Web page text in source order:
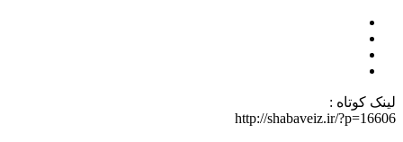
لینک کوتاه :
http://shabaveiz.ir/?p=16606